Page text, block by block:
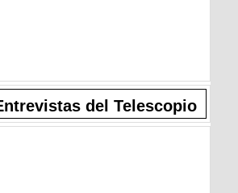
del Telescopio